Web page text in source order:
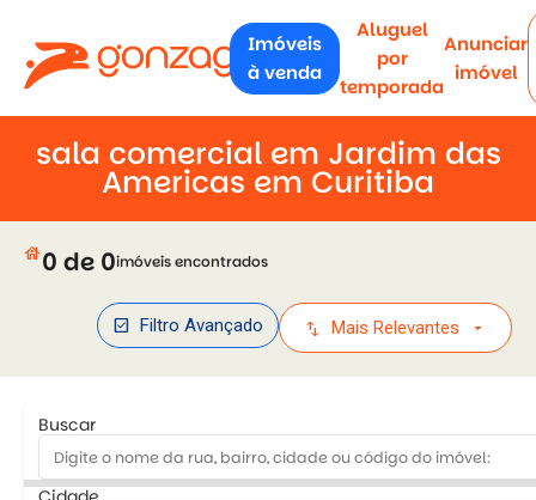
Imóveis
à venda
Aluguel
por
temporada
Anunciar
imóvel
sala comercial em Jardim das
Americas em Curitiba
house0 de 0imóveis encontrados
check_box Filtro Avançado swap_vert Mais Relevantes arrow_drop_down
Buscar